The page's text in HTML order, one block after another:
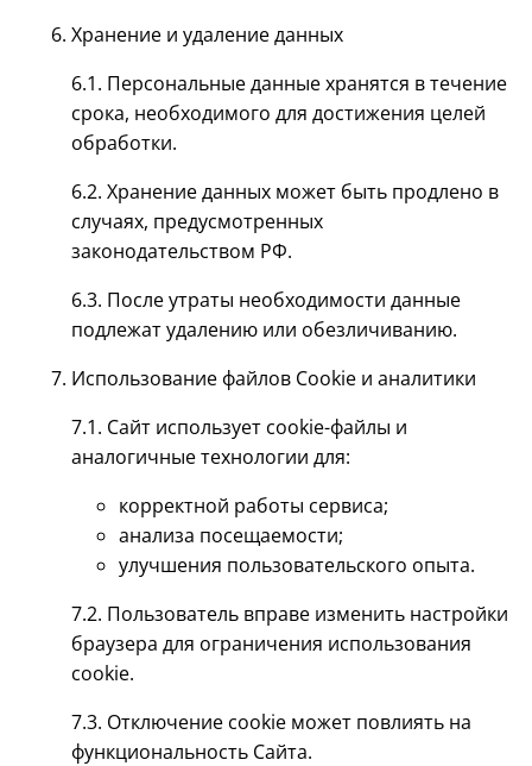
Хранение и удаление данных
6.1. Персональные данные хранятся в течение
срока, необходимого для достижения целей
обработки.
6.2. Хранение данных может быть продлено в
случаях, предусмотренных
законодательством РФ.
6.3. После утраты необходимости данные
подлежат удалению или обезличиванию.
Использование файлов Cookie и аналитики
7.1. Сайт использует cookie-файлы и
аналогичные технологии для:
корректной работы сервиса;
анализа посещаемости;
улучшения пользовательского опыта.
7.2. Пользователь вправе изменить настройки
браузера для ограничения использования
cookie.
7.3. Отключение cookie может повлиять на
функциональность Сайта.